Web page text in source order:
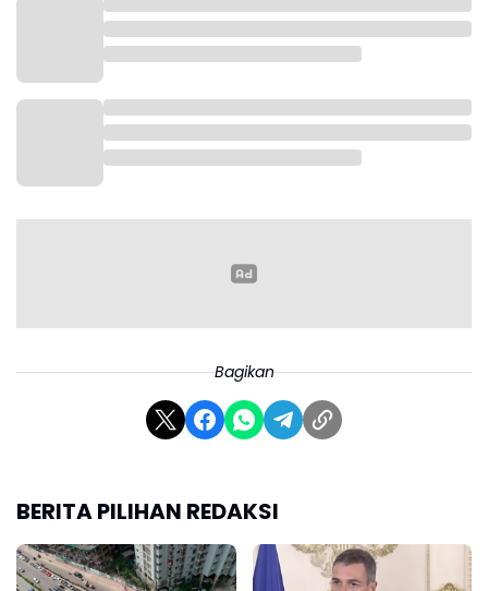
Bagikan
BERITA PILIHAN REDAKSI